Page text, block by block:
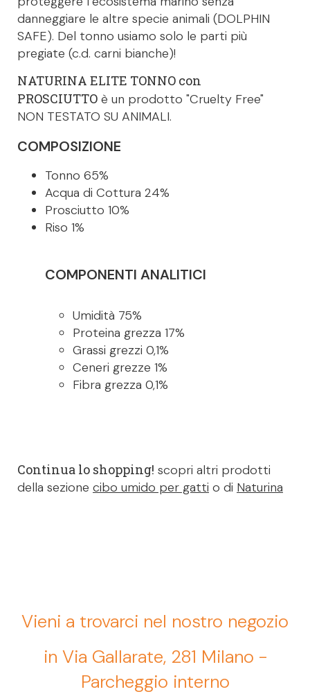
danneggiare le altre specie animali (DOLPHIN
SAFE). Del tonno usiamo solo le parti più
pregiate (c.d. carni bianche)!
NATURINA ELITE TONNO con
PROSCIUTTO è un prodotto "Cruelty Free"
NON TESTATO SU ANIMALI.
COMPOSIZIONE
Tonno 65%
Acqua di Cottura 24%
Prosciutto 10%
Riso 1%
COMPONENTI ANALITICI
Umidità 75%
Proteina grezza 17%
Grassi grezzi 0,1%
Ceneri grezze 1%
Fibra grezza 0,1%
Continua lo shopping! scopri altri prodotti
della sezione cibo umido per gatti o di Naturina
Vieni a trovarci nel nostro negozio
in Via Gallarate, 281 Milano -
Parcheggio interno